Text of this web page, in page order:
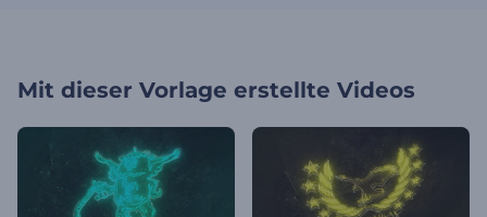
Mit dieser Vorlage erstellte Videos